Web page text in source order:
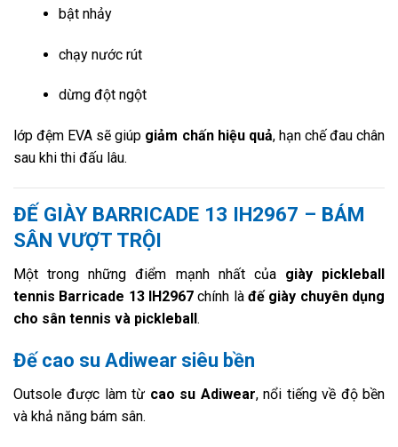
bật nhảy
chạy nước rút
dừng đột ngột
lớp đệm EVA sẽ giúp giảm chấn hiệu quả, hạn chế đau chân
sau khi thi đấu lâu.
ĐẾ GIÀY BARRICADE 13 IH2967 – BÁM
SÂN VƯỢT TRỘI
Một trong những điểm mạnh nhất của giày pickleball
tennis Barricade 13 IH2967 chính là đế giày chuyên dụng
cho sân tennis và pickleball .
Đế cao su Adiwear siêu bền
Outsole được làm từ cao su Adiwear, nổi tiếng về độ bền
và khả năng bám sân.